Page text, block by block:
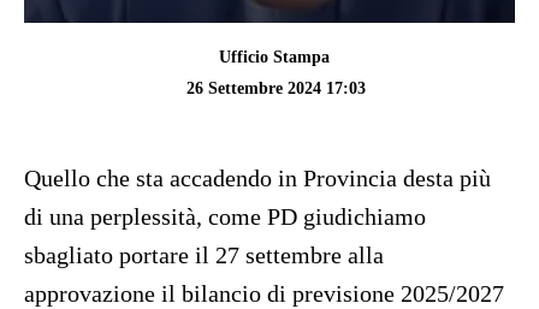
Ufficio Stampa
26 Settembre 2024 17:03
Quello che sta accadendo in Provincia desta più
di una perplessità, come PD giudichiamo
sbagliato portare il 27 settembre alla
approvazione il bilancio di previsione 2025/2027